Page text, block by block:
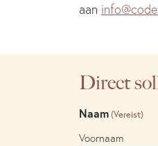
aan
Direct
Naam (Vereist)
Voornaam